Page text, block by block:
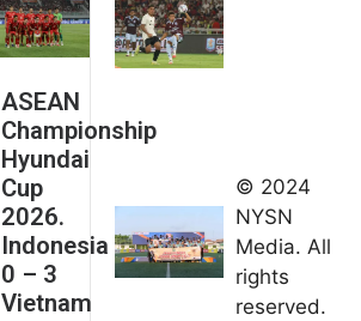
ASEAN
Championship
Hyundai
Cup
2026.
Indonesia
0 – 3
Vietnam
umum
Kejurnas
Panahan
Junior di
Kudus
© 2024
NYSN
Media. All
rights
reserved.